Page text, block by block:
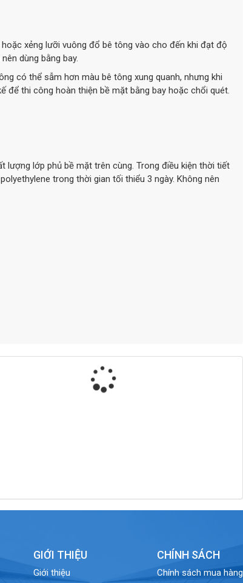
xẻng lưỡi vuông đổ bê tông vào cho đến khi đạt độ
dùng bằng bay.
có thể sẫm hơn màu bê tông xung quanh, nhưng khi
để thi công hoàn thiện bề mặt bằng bay hoặc chổi quét.
lượng lớp phủ bề mặt trên cùng. Trong điều kiện thời tiết
trong thời gian tối thiểu 3 ngày. Không nên
GIỚI THIỆU
Giới thiệu
CHÍNH SÁCH
Chính sách mua hàng